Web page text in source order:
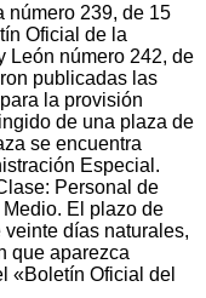
número 239, de 15
Oficial de la
León número 242, de
publicadas las
la provisión
de una plaza de
se encuentra
Especial.
Personal de
El plazo de
días naturales,
que aparezca
«Boletín Oficial del